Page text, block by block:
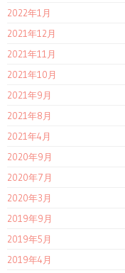
2022年1月
2021年12月
2021年11月
2021年10月
2021年9月
2021年8月
2021年4月
2020年9月
2020年7月
2020年3月
2019年9月
2019年5月
2019年4月